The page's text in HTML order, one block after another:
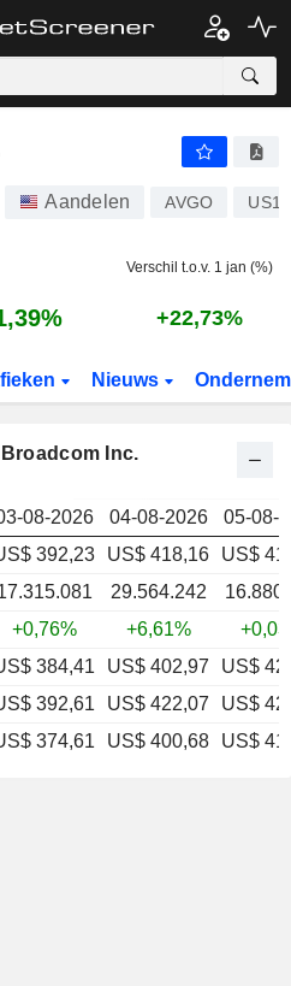
424,08
Aandelen AVGO
Verschil t.o.v. 1 jan (%)
+22,73%
Nieuws
Inc.
08-2026 04-08-2026
05-08-
392,23 US$ 418,16
US$
29.564.242
+0,76% +6,61%
384,41 US$ 402,97
US$
392,61 US$ 422,07
US$
374,61 US$ 400,68 US$